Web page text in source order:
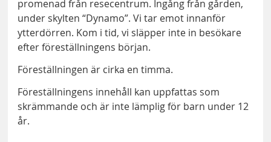
promenad från resecentrum. Ingång från gården,
under skylten “Dynamo”. Vi tar emot innanför
ytterdörren. Kom i tid, vi släpper inte in besökare
efter föreställningens början.
Föreställningen är cirka en timma.
Föreställningens innehåll kan uppfattas som
skrämmande och är inte lämplig för barn under 12
år.